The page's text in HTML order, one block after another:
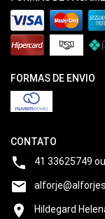
FORMAS DE ENVIO
CONTATO
 41 33625749


Hildegard